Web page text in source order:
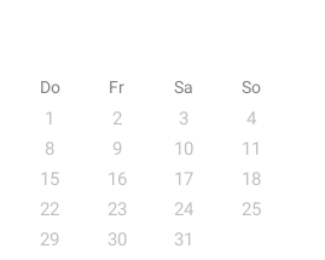
Do Fr Sa So
1 2 3
4
8 9 10
11
15 16 17
18
22 23 24
25
29 30 31